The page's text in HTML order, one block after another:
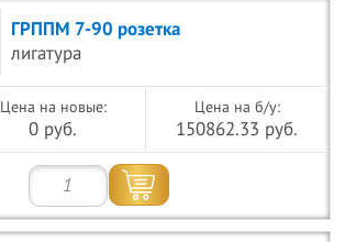
ГРППМ 7-90 розетка
лигатура
Цена на новые:
0 руб.
Цена на б/у:
150862.33 руб.